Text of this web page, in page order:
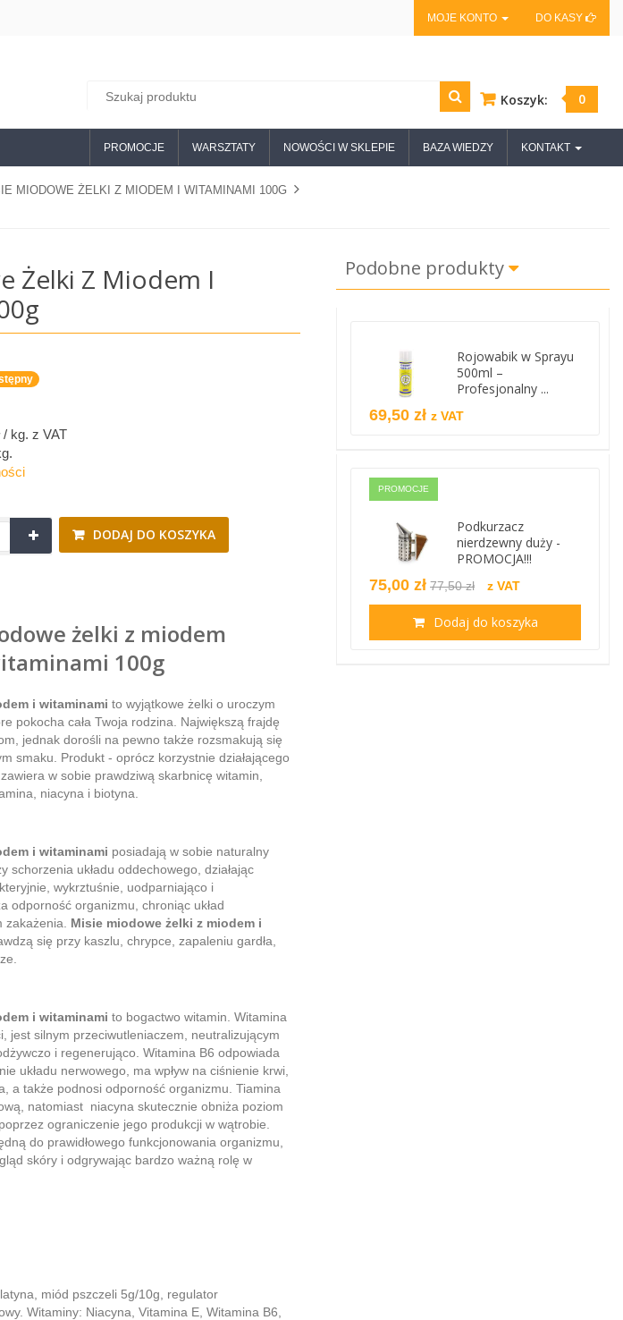
MOJE KONTO DO KASY
Koszyk: 0
PROMOCJE WARSZTATY NOWOŚCI W SKLEPIE BAZA WIEDZY KONTAKT
MIODOWE ŻELKI Z MIODEM I WITAMINAMI 100G
Żelki Z Miodem I
/ kg. z VAT
.
DODAJ DO KOSZYKA
żelki z miodem
100g
i witaminami to wyjątkowe żelki o uroczym
pokocha cała Twoja rodzina. Największą frajdę
jednak dorośli na pewno także rozsmakują się
smaku. Produkt - oprócz korzystnie działającego
w sobie prawdziwą skarbnicę witamin,
niacyna i biotyna.
i witaminami posiadają w sobie naturalny
schorzenia układu oddechowego, działając
wykrztuśnie, uodparniająco i
odporność organizmu, chroniąc układ
Misie miodowe żelki z miodem i
się przy kaszlu, chrypce, zapaleniu gardła,
i witaminami to bogactwo witamin. Witamina
jest silnym przeciwutleniaczem, neutralizującym
i regenerująco. Witamina B6 odpowiada
układu nerwowego, ma wpływ na ciśnienie krwi,
a także podnosi odporność organizmu. Tiamina
natomiast niacyna skutecznie obniża poziom
ograniczenie jego produkcji w wątrobie.
do prawidłowego funkcjonowania organizmu,
skóry i odgrywając bardzo ważną rolę w
miód pszczeli 5g/10g, regulator
Witaminy: Niacyna, Vitamina E, Witamina B6,
Podobne produkty
Rojowabik w Sprayu
500ml –
Profesjonalny ...
69,50 zł z VAT
PROMOCJE
Podkurzacz
nierdzewny duży -
PROMOCJA!!!
75,00 zł 77,50 zł z VAT
Dodaj do koszyka